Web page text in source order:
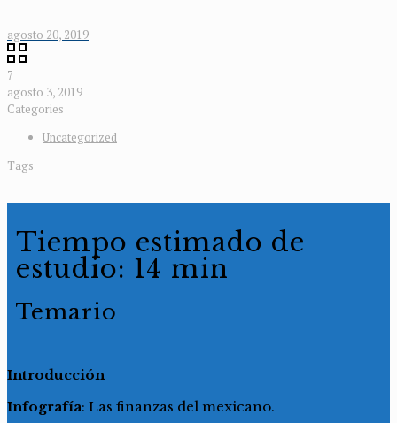
agosto 20, 2019
7
agosto 3, 2019
Categories
Uncategorized
Tags
Tiempo estimado de
estudio: 14 min
Temario
Introducción
Infografía: Las finanzas del mexicano.